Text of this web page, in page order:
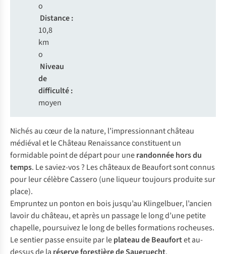
o
Distance :
10,8
km
o
Niveau
de
difficulté :
moyen
Nichés au cœur de la nature, l’impressionnant château
médiéval et le Château Renaissance constituent un
formidable point de départ pour unerandonnée hors du
temps. Le saviez-vos ? Les châteaux de Beaufort sont connus
pour leur célèbre Cassero (une liqueur toujours produite sur
place).
Empruntez un ponton en bois jusqu’au Klingelbuer, l’ancien
lavoir du château, et après un passage le long d’une petite
chapelle, poursuivez le long de belles formations rocheuses.
Le sentier passe ensuite par leplateau de Beaufortet au-